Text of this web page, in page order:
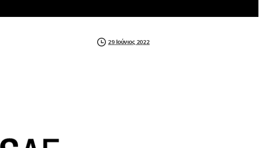
29 Ιούνιος 2022